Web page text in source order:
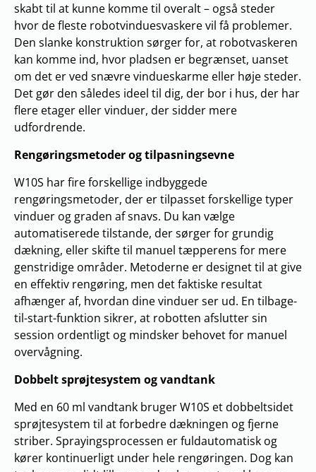
skabt til at kunne komme til overalt – også steder
hvor de fleste robotvinduesvaskere vil få problemer.
Den slanke konstruktion sørger for, at robotvaskeren
kan komme ind, hvor pladsen er begrænset, uanset
om det er ved snævre vindueskarme eller høje steder.
Det gør den således ideel til dig, der bor i hus, der har
flere etager eller vinduer, der sidder mere
udfordrende.
Rengøringsmetoder og tilpasningsevne
W10S har fire forskellige indbyggede
rengøringsmetoder, der er tilpasset forskellige typer
vinduer og graden af snavs. Du kan vælge
automatiserede tilstande, der sørger for grundig
dækning, eller skifte til manuel tæpperens for mere
genstridige områder. Metoderne er designet til at give
en effektiv rengøring, men det faktiske resultat
afhænger af, hvordan dine vinduer ser ud. En tilbage-
til-start-funktion sikrer, at robotten afslutter sin
session ordentligt og mindsker behovet for manuel
overvågning.
Dobbelt sprøjtesystem og vandtank
Med en 60 ml vandtank bruger W10S et dobbeltsidet
sprøjtesystem til at forbedre dækningen og fjerne
striber. Sprayingsprocessen er fuldautomatisk og
kører kontinuerligt under hele rengøringen. Dog kan